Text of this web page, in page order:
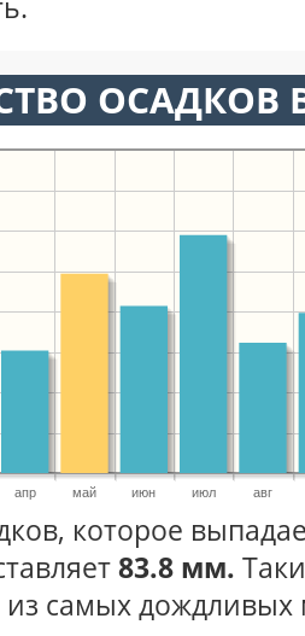
ОСАДКОВ
апр май июн июл авг
которое
83.8 мм.
самых дождливых